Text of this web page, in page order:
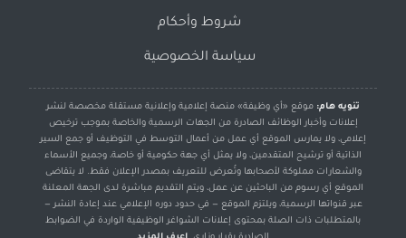
شروط وأحكام
سياسة الخصوصية
تنويه هام: موقع «أي وظيفة» منصة إعلامية وإعلانية مستقلة مخصصة لنشر
إعلانات وأخبار الوظائف الصادرة من الجهات الرسمية والخاصة بموجب ترخيص
إعلامي، ولا يمارس الموقع أي عمل من أعمال التوسط في التوظيف أو جمع السير
الذاتية أو ترشيح المتقدمين، ولا يمثل أي جهة حكومية أو خاصة، وجميع الأسماء
والشعارات مملوكة لأصحابها وتُعرض للتعريف بمصدر الإعلان فقط. لا يتقاضى
الموقع أي رسوم من الباحثين عن عمل، ويتم التقديم مباشرة لدى الجهة المعلنة
عبر قنواتها الرسمية، ويلتزم الموقع — في حدود دوره الإعلامي عند إعادة النشر —
بالمتطلبات ذات الصلة بمحتوى إعلانات الشواغر الوظيفية الواردة في الضوابط